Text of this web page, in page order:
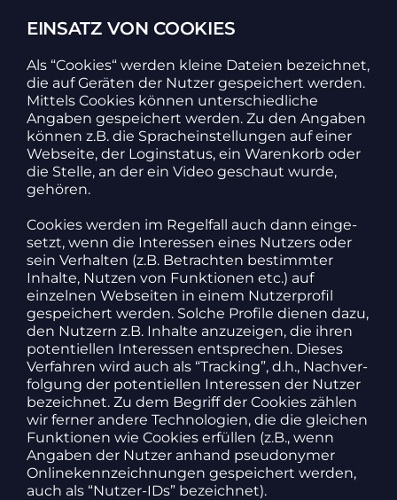
EINSATZ VON COOKIES
Als “Cookies“ werden kleine Dateien bezeichnet,
die auf Geräten der Nutzer gespei­chert werden.
Mittels Cookies können unter­schied­liche
Angaben gespei­chert werden. Zu den Angaben
können z.B. die Sprach­ein­stel­lungen auf einer
Webseite, der Login­status, ein Waren­korb oder
die Stelle, an der ein Video geschaut wurde,
gehören.
Cookies werden im Regel­fall auch dann einge­
setzt, wenn die Inter­essen eines Nutzers oder
sein Verhalten (z.B. Betrachten bestimmter
Inhalte, Nutzen von Funk­tionen etc.) auf
einzelnen Webseiten in einem Nutzer­profil
gespei­chert werden. Solche Profile dienen dazu,
den Nutzern z.B. Inhalte anzu­zeigen, die ihren
poten­ti­ellen Inter­essen entspre­chen. Dieses
Verfahren wird auch als “Tracking”, d.h., Nach­ver­
fol­gung der poten­ti­ellen Inter­essen der Nutzer
bezeichnet. Zu dem Begriff der Cookies zählen
wir ferner andere Tech­no­lo­gien, die die glei­chen
Funk­tionen wie Cookies erfüllen (z.B., wenn
Angaben der Nutzer anhand pseud­onymer
Online­kenn­zeich­nungen gespei­chert werden,
auch als “Nutzer-IDs” bezeichnet).